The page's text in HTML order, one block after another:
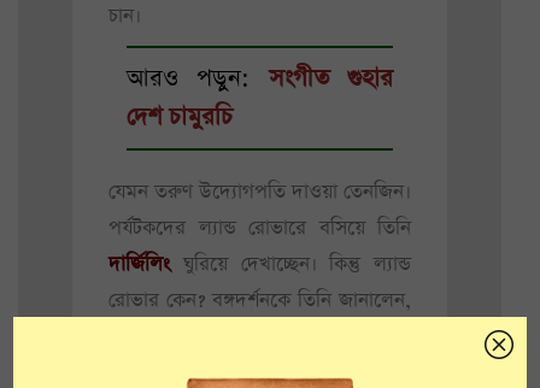
চান।
আরও পড়ুন:সংগীত গুহার
দেশ চামুরচি
যেমন তরুণ উদ্যোগপতি দাওয়া তেনজিন।
পর্যটকদের ল্যান্ড রোভারে বসিয়ে তিনি
দার্জিলিং ঘুরিয়ে দেখাচ্ছেন। কিন্তু ল্যান্ড
রোভার কেন? বঙ্গদর্শনকে তিনি জানালেন,
দেয়। ১৯৫৭ সিরিজের এই ল্যান্ড রোভার